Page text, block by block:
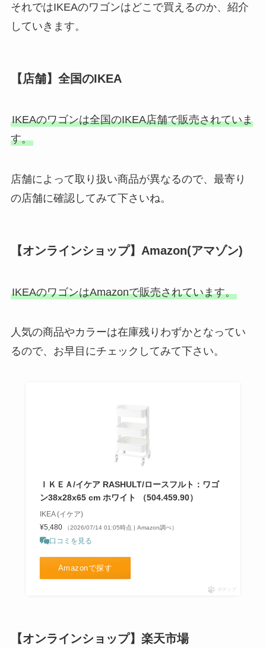
る？ロフト・ドラッグストア・ツ
モールドゼロはどこで売ってる？
ホームセンターで買える？最安値
る？amazonや通販がお得？
jeepダウンジャケットはどこで売
ってる？Amazonや楽天で買え
なんちゃって制服はどこで買う？
wegoやドンキ店舗で売ってる？
値段やブランドは？
それではIKEAのワゴンはどこで買えるのか、紹介
していきます。
【店舗】全国のIKEA
IKEAのワゴンは全国のIKEA店舗で販売されていま
す。
店舗によって取り扱い商品が異なるので、最寄り
の店舗に確認してみて下さいね。
【オンラインショップ】Amazon(アマゾン)
IKEAのワゴンはAmazonで販売されています。
人気の商品やカラーは在庫残りわずかとなってい
るので、お早目にチェックしてみて下さい。
ＩＫＥＡ/イケア RASHULT/ロースフルト：ワゴ
ン38x28x65 cm ホワイト （504.459.90）
IKEA (イケア)
¥5,480
（2026/07/14 01:05時点 | Amazon調べ）
口コミを見る
Amazonで探す
ポチップ
【オンラインショップ】楽天市場